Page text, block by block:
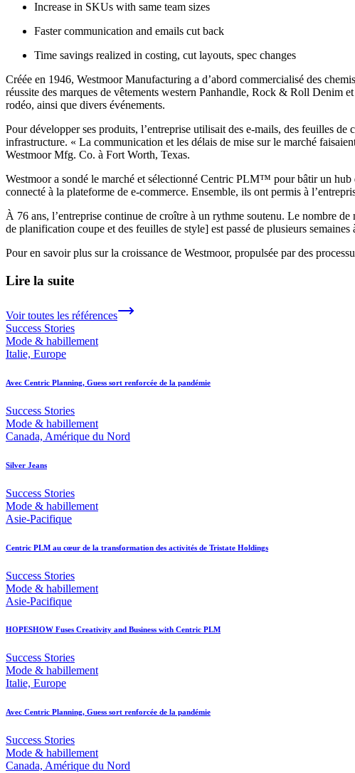
Increase in SKUs with same team sizes
Faster communication and emails cut back
Time savings realized in costing, cut layouts, spec changes
Créée en 1946, Westmoor Manufacturing a d’abord commercialisé des
réussite des marques de vêtements western Panhandle, Rock & Roll Denim
rodéo, ainsi que divers événements.
Pour développer ses produits, l’entreprise utilisait des e-mails, des feuilles
infrastructure. « La communication et les délais de mise sur le marché
Westmoor Mfg. Co. à Fort Worth, Texas.
Westmoor a sondé le marché et sélectionné Centric PLM™ pour bâtir un hub
connecté à la plateforme de e-commerce. Ensemble, ils ont permis à
À 76 ans, l’entreprise continue de croître à un rythme soutenu. Le nombre
de planification coupe et des feuilles de style] est passé de plusieurs
Pour en savoir plus sur la croissance de Westmoor, propulsée par des
Lire la suite
Voir toutes les références
Success Stories
Mode & habillement
Italie, Europe
Avec Centric Planning, Guess sort renforcée de la pandémie
Success Stories
Mode & habillement
Canada, Amérique du Nord
Silver Jeans
Success Stories
Mode & habillement
Asie-Pacifique
Centric PLM au cœur de la transformation des activités de Tristate Holdings
Success Stories
Mode & habillement
Asie-Pacifique
HOPESHOW Fuses Creativity and Business with Centric PLM
Success Stories
Mode & habillement
Italie, Europe
Avec Centric Planning, Guess sort renforcée de la pandémie
Success Stories
Mode & habillement
Canada, Amérique du Nord